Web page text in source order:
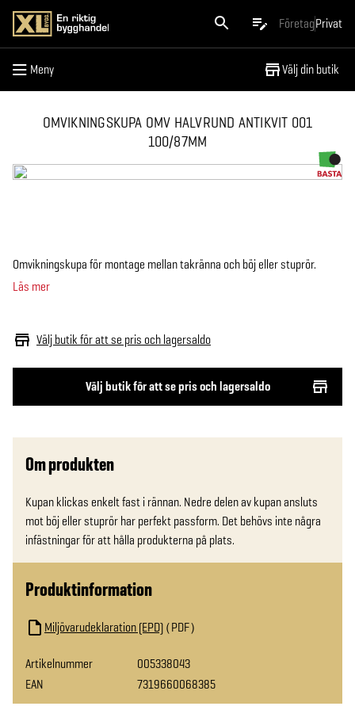
FöretagPrivat
Meny Välj din butik
Meny
OMVIKNINGSKUPA OMV HALVRUND ANTIKVIT 001
100/87MM
Välj butik för att se pris och lagersaldo
Välj butik för att se pris och lagersaldo
Omvikningskupa för montage mellan takränna och böj eller stuprör.
Läs mer
Om produkten
Kupan klickas enkelt fast i rännan. Nedre delen av kupan ansluts
mot böj eller stuprör har perfekt passform. Det behövs inte några
infästningar för att hålla produkterna på plats.
Produktinformation
Miljövarudeklaration (EPD) PDF
Artikelnummer
005338043
EAN
7319660068385